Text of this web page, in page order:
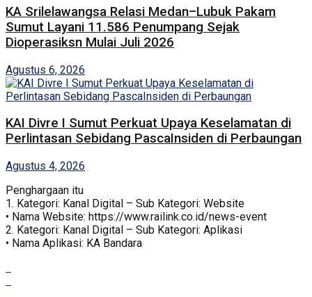
KA Srilelawangsa Relasi Medan–Lubuk Pakam
Sumut Layani 11.586 Penumpang Sejak
Dioperasiksn Mulai Juli 2026
Agustus 6, 2026
KAI Divre I Sumut Perkuat Upaya Keselamatan di
Perlintasan Sebidang PascaInsiden di Perbaungan
Agustus 4, 2026
Penghargaan itu
1.⁠ ⁠Kategori: Kanal Digital – Sub Kategori: Website
•⁠ ⁠Nama Website: https://www.railink.co.id/news-event
2.⁠ ⁠Kategori: Kanal Digital – Sub Kategori: Aplikasi
•⁠ ⁠Nama Aplikasi: KA Bandara